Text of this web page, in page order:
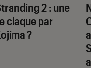
2: une
claque par
?